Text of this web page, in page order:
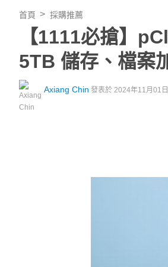
首頁 採購推薦
【1111必搶】
5TB 儲存、檔案
Axiang Chin 發表於 2024年11月01